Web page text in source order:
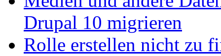
Drupal 10 migrieren
Rolle erstellen nicht zu